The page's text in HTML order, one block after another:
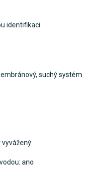
identifikaci
suchý systém
vyvážený
ano